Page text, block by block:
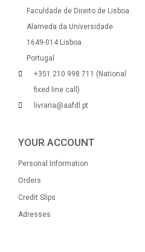
Faculdade de Direito de Lisboa
Alameda da Universidade
1649-014 Lisboa
Portugal
+351 210 998 711 (National
fixed line call)
livraria@aafdl.pt
YOUR ACCOUNT
Personal Information
Orders
Credit Slips
Adresses